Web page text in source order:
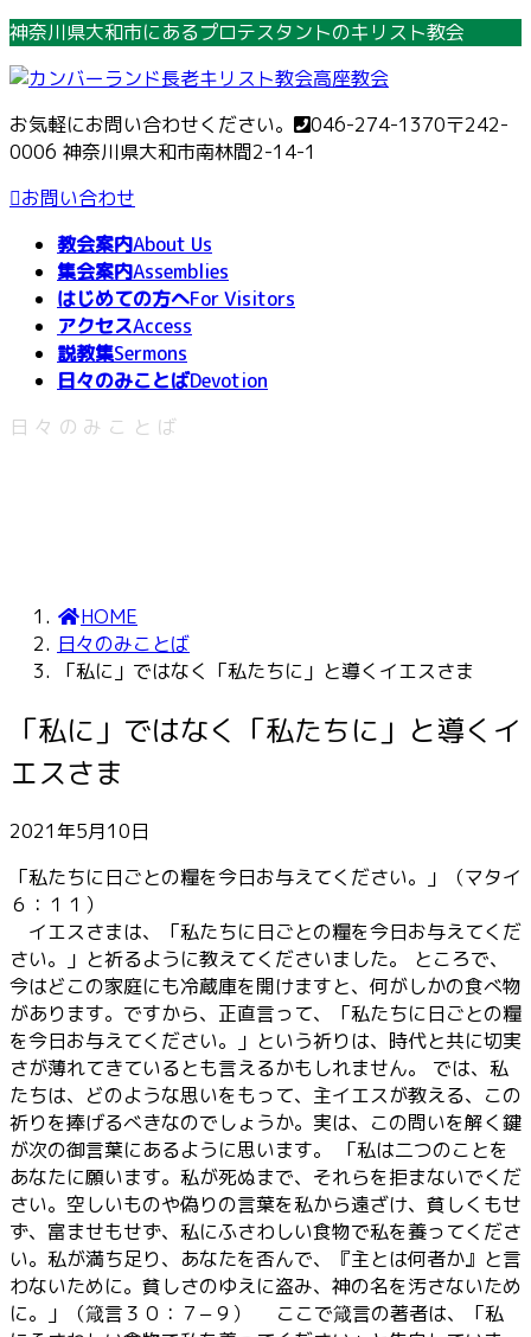
コ
テ
ン
ツ
へ
ス
ナ
ゲ
ー
シ
ョ
ン
神奈川県大和市にあるプロテスタントのキリスト教会
お気軽にお問い合わせください。 046-274-1370〒242-
0006 神奈川県大和市南林間2-14-1
お問い合わせ
教会案内About Us
集会案内Assemblies
はじめての方へFor Visitors
アクセスAccess
説教集Sermons
日々のみことばDevotion
日々のみことば
HOME
日々のみことば
「私に」ではなく「私たちに」と導くイエスさま
「私に」ではなく「私たちに」と導くイ
エスさま
2021年5月10日
「私たちに日ごとの糧を今日お与えてください。」（マタイ
６：１１）
イエスさまは、「私たちに日ごとの糧を今日お与えてくだ
さい。」と祈るように教えてくださいました。 ところで、
今はどこの家庭にも冷蔵庫を開けますと、何がしかの食べ物
があります。ですから、正直言って、「私たちに日ごとの糧
を今日お与えてください。」という祈りは、時代と共に切実
さが薄れてきているとも言えるかもしれません。 では、私
たちは、どのような思いをもって、主イエスが教える、この
祈りを捧げるべきなのでしょうか。実は、この問いを解く鍵
が次の御言葉にあるように思います。 「私は二つのことを
あなたに願います。私が死ぬまで、それらを拒まないでくだ
さい。空しいものや偽りの言葉を私から遠ざけ、貧しくもせ
ず、富ませもせず、私にふさわしい食物で私を養ってくださ
い。私が満ち足り、あなたを否んで、『主とは何者か』と言
わないために。貧しさのゆえに盗み、神の名を汚さないため
に。」（箴言３０：７−９） ここで箴言の著者は、「私